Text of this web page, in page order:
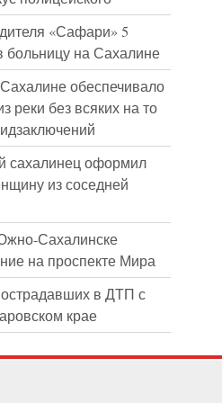
«Сафари» 5
больницу на Сахалине
обеспечивало
реки без всяких на то
сахалинец оформил
из соседней
Сахалинске
на проспекте Мира
в ДТП с
крае